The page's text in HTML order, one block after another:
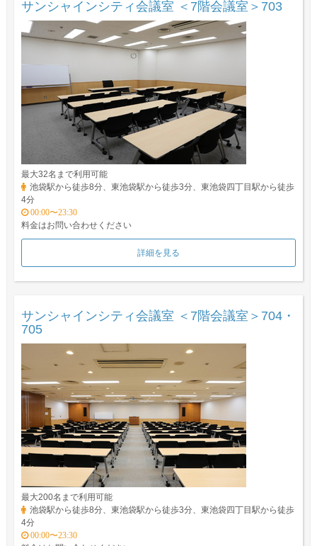
サンシャインシティ会議室 ＜7階会議室＞703
最大32名まで利用可能
池袋駅から徒歩8分、東池袋駅から徒歩3分、東池袋四丁目駅から徒歩
4分
00:00〜23:30
料金はお問い合わせください
詳細を見る
サンシャインシティ会議室 ＜7階会議室＞704・
705
最大200名まで利用可能
池袋駅から徒歩8分、東池袋駅から徒歩3分、東池袋四丁目駅から徒歩
4分
00:00〜23:30